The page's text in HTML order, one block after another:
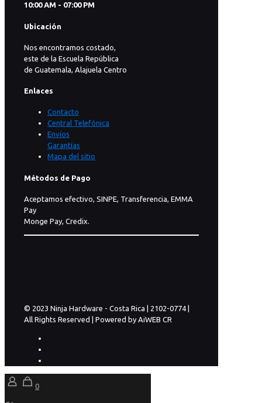
10:00 AM - 07:00 PM
Ubicación
Nos encontramos costado,
este de la Escuela República
de Guatemala, Alajuela Centro
Enlaces
Contacto
Central Telefónica
Envíos
Garantías
Mapa del sitio
Métodos de Pago
Aceptamos efectivo, SINPE, Transferencia, EMMA
Pay
Monge Pay, Credix.
© 2023 Ninja Hardware - Costa Rica | 2102-0774 |
All Rights Reserved | Powered by AiWEB CR
0